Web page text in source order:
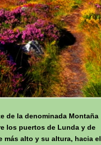
de la denominada Montaña
los puertos de Lunda y de
más alto y su altura, hacia el